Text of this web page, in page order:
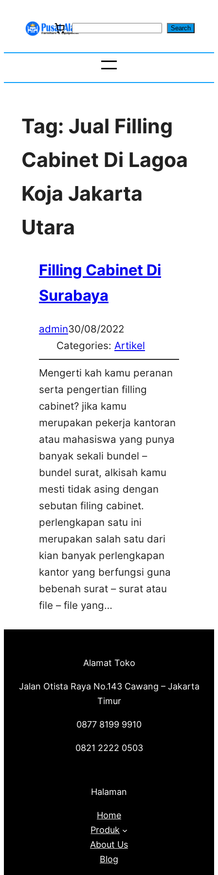
S
r
Search
Tag: Jual Filling
Cabinet Di Lagoa
Koja Jakarta
Utara
Filling Cabinet Di
Surabaya
admin30/08/2022
Categories: Artikel
Mengerti kah kamu peranan
serta pengertian filling
cabinet? jika kamu
merupakan pekerja kantoran
atau mahasiswa yang punya
banyak sekali bundel –
bundel surat, alkisah kamu
mesti tidak asing dengan
sebutan filing cabinet.
perlengkapan satu ini
merupakan salah satu dari
kian banyak perlengkapan
kantor yang berfungsi guna
bebenah surat – surat atau
file – file yang…
Alamat Toko
Jalan Otista Raya No.143 Cawang – Jakarta
Timur
0877 8199 9910
0821 2222 0503
Halaman
Home
Produk
About Us
Blog